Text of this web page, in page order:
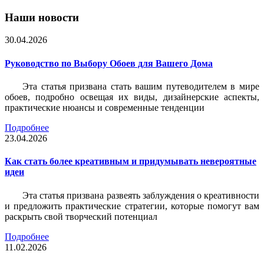
Наши новости
30.04.2026
Руководство по Выбору Обоев для Вашего Дома
Эта статья призвана стать вашим путеводителем в мире
обоев, подробно освещая их виды, дизайнерские аспекты,
практические нюансы и современные тенденции
Подробнее
23.04.2026
Как стать более креативным и придумывать невероятные
идеи
Эта статья призвана развеять заблуждения о креативности
и предложить практические стратегии, которые помогут вам
раскрыть свой творческий потенциал
Подробнее
11.02.2026